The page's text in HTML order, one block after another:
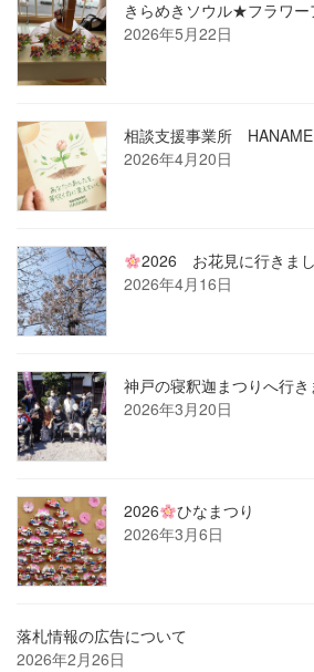
きらめきソウル★フラワー
2026年5月22日
相談支援事業所 HANAME
2026年4月20日
2026 お花見に行きま
2026年4月16日
神戸の寝釈迦まつりへ行
2026年3月20日
2026
ひなまつり
2026年3月6日
落札情報の広告について
2026年2月26日